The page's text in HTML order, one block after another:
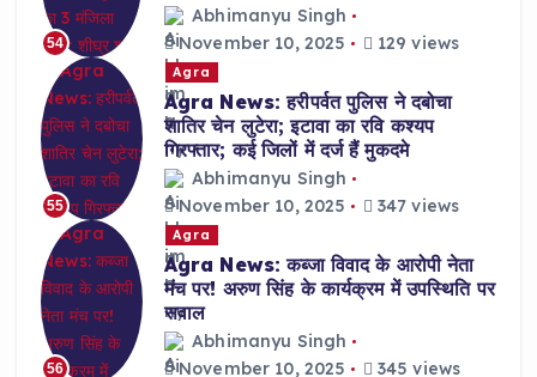
54
Abhimanyu Singh
November 10, 2025
129 views
55
Agra
Agra News: हरीपर्वत पुलिस ने दबोचा
शातिर चेन लुटेरा; इटावा का रवि कश्यप
गिरफ्तार; कई जिलों में दर्ज हैं मुकदमे
Abhimanyu Singh
November 10, 2025
347 views
56
Agra
Agra News: कब्जा विवाद के आरोपी नेता
मंच पर! अरुण सिंह के कार्यक्रम में उपस्थिति पर
सवाल
Abhimanyu Singh
November 10, 2025
345 views